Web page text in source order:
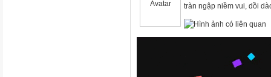
tràn ngập niềm vui, dồi